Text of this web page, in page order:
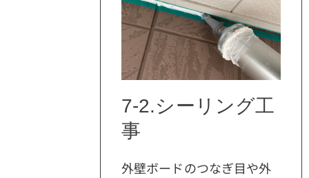
7-2.シーリング工
事
外壁ボードのつなぎ目や外